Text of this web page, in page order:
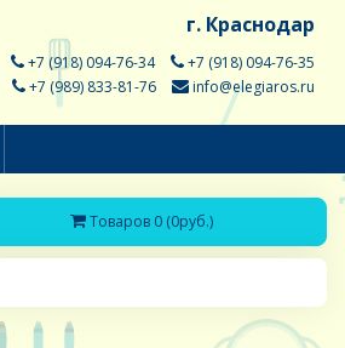
г. Краснодар
+7 (918) 094-76-34
+7 (918) 094-76-35
+7 (989) 833-81-76
info@elegiaros.ru
Товаров 0 (0руб.)